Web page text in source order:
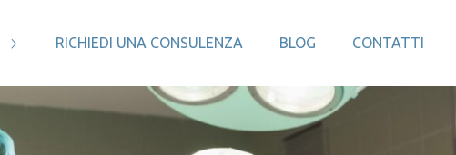
RICHIEDI UNA CONSULENZA BLOG CONTATTI